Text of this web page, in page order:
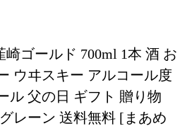
崎ゴールド 700ml 1本 酒 お
ウヰスキー アルコール度
ル 父の日 ギフト 贈り物
レーン 送料無料 [まあめ